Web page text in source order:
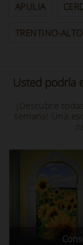
APULIA
TRENTINO-
Usted podría
¡Descubre
semana! Una